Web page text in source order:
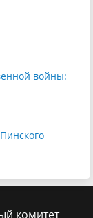
войны:
комитет